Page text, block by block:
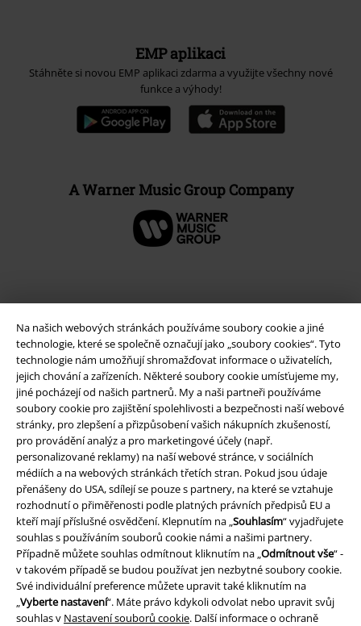
Na našich webových stránkách používáme soubory cookie a jiné
technologie, které se společně označují jako „soubory cookies“. Tyto
technologie nám umožňují shromažďovat informace o uživatelích,
jejich chování a zařízeních. Některé soubory cookie umísťujeme my,
jiné pocházejí od našich partnerů. My a naši partneři používáme
soubory cookie pro zajištění spolehlivosti a bezpečnosti naší webové
stránky, pro zlepšení a přizpůsobení vašich nákupních zkušeností,
pro provádění analýz a pro marketingové účely (např.
personalizované reklamy) na naší webové stránce, v sociálních
médiích a na webových stránkách třetích stran. Pokud jsou údaje
přenášeny do USA, sdílejí se pouze s partnery, na které se vztahuje
rozhodnutí o přiměřenosti podle platných právních předpisů EU a
kteří mají příslušné osvědčení. Klepnutím na „Souhlasím“ vyjadřujete
souhlas s používáním souborů cookie námi a našimi partnery.
Případně můžete souhlas odmítnout kliknutím na „Odmítnout vše“ -
v takovém případě se budou používat jen nezbytné soubory cookie.
Své individuální preference můžete upravit také kliknutím na
„Vyberte nastavení“. Máte právo kdykoli odvolat nebo upravit svůj
souhlas v Nastavení souborů cookie. Další informace o ochraně
EMP aplikaci
Stáhněte si novou EMP aplikaci zdarma a využijte všechny nové
funkce a výhody!
A Warner Music Group Company
Právní informace
Podmínky
Prohlášení
Ochrana osobních údajů
Likvidace odpadu a ochrana životního prostředí
Prohlášení o shodě